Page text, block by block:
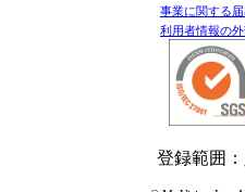
事業に関する
利用者情報の
登録範囲